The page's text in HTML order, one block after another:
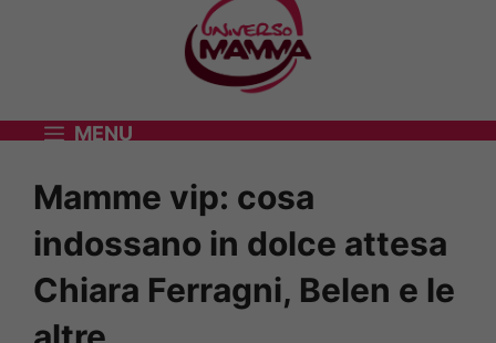
MENU
Mamme vip: cosa
indossano in dolce attesa
Chiara Ferragni, Belen e le